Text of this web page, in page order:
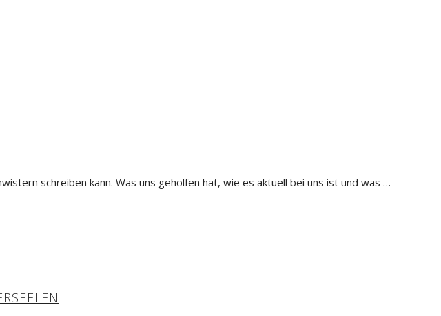
schreiben kann. Was uns geholfen hat, wie es aktuell bei uns ist und was …